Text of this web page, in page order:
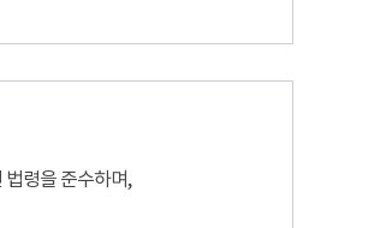
령을 준수하며,